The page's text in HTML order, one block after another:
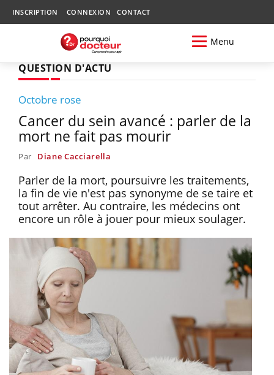
INSCRIPTION CONNEXION CONTACT
Menu
QUESTION D'ACTU
Octobre rose
Cancer du sein avancé : parler de la
mort ne fait pas mourir
Par Diane Cacciarella
Parler de la mort, poursuivre les traitements,
la fin de vie n'est pas synonyme de se taire et
tout arrêter. Au contraire, les médecins ont
encore un rôle à jouer pour mieux soulager.